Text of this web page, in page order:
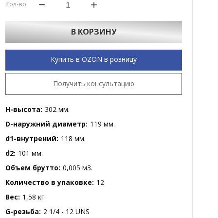
Кол-во:
В КОРЗИНУ
Купить в OZON в розницу
Получить консультацию
H-высота: 302 мм.
D-наружний диаметр: 119 мм.
d1-внутрений: 118 мм.
d2: 101 мм.
Объем брутто: 0,005 м3.
Количество в упаковке: 12
Вес: 1,58 кг.
G-резьба: 2 1/4 - 12 UNS